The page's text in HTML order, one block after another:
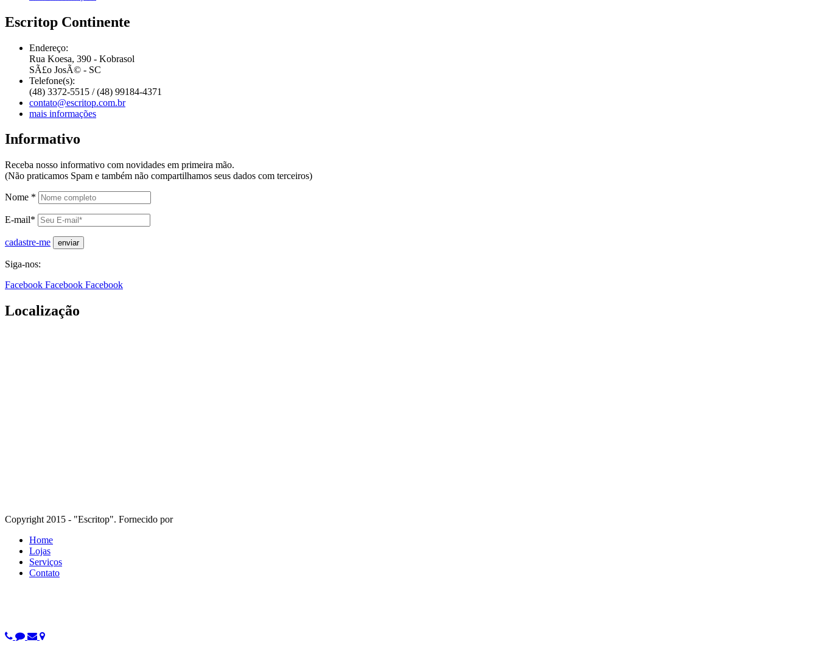
Escritop Continente
Endereço:
Rua Koesa, 390 - Kobrasol
SÃ£o JosÃ© - SC
Telefone(s):
(48) 3372-5515 / (48) 99184-4371
contato@escritop.com.br
mais informações
Informativo
Receba nosso informativo com novidades em primeira mão.
(Não praticamos Spam e também não compartilhamos seus dados com terceiros)
Nome *
E-mail*
cadastre-me
Siga-nos:
Facebook Facebook Facebook
Localização
Copyright 2015 - "Escritop". Fornecido por
Home
Lojas
Serviços
Contato